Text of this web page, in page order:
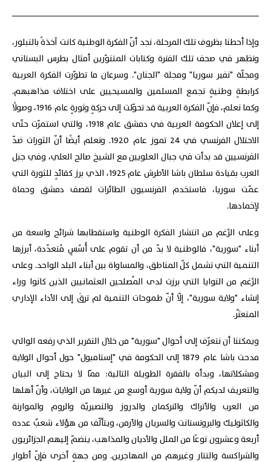
وإذا أحطنا بظروف تلك المرحلة، نجد أنّ الفكرة الوطنية كانت آخذةً بالتبلور،
وتظهر في صحف تلك الفترة وكتابات المتنوّرين أمثال بطرس البستاني
ومجلّة "نفير سوريا" ومجلة "الجنان". وسرعان ما تطوّرت الفكرة العربية
كرابطةٍ وطنيةٍ تجمع المسلمين والمسيحيين على اختلاف مذاهبهم.
وكما نعلم، فإنّ الفكرة العربية قد تحوّلت إلى حركةٍ وثورةٍ عام 1916، وصولًا
إلى إعلان الحكومة العربية في دمشق عام 1918، والتي استمرّت حتّى
الاحتلال الفرنسي في 24 تموز عام 1920. ونعلم أيضًا أنّ الثورات ضدّ
الفرنسيين قد بدأت في جبال العلويين مع الشيخ صالح العلي، وفي جبل
العرب بقيادة سلطان باشا الأطرش عام 1925، الذي برز كقائدٍ للثورة التي
عمّت سوريا، فاستخدم الفرنسيون الطائرات لقصف دمشق وحماة
لإخمادها.
وعلى الرَّغم من انتشار الفكرة الوطنية واستقطابها شرائح واسعة من
أبناء "سورية"، فالوطنية لا بدّ من أن تقوم على أُسُسٍ مُتعدّدة، أبرزها
التنمية التي تشمل كلّ المناطق، والمساواة بين أبناء البلد الواحد. وعلى
الرَّغم من النوايا التي برزت لدى المُصلحين العثمانيين الذين كانوا وراء
إنشاء "ولاية سورية"، إلّا أنّ طموحات التنمية لم ترقَ إلى الأداء الإداري
المتعثّر.
ويمكننا أن نتعرّف إلى أحوال "سورية" من خلال التقرير الذي رفعه الوالي
مدحت باشا عام 1879 إلى الحكومة في "إستامبول" حول أحوال الولاية
ومشكلاتها، وبدأه بالفقرة الطويلة التالية: ممّا لا يحتاج إلى البيان
والتعريف لديكم أنّ ولاية سورية أوسع من غيرها من الولايات، وأنّ أهلها
من العرب والأتراك والتركمان والدروز والنصيريّة والروم والموارنة
والكاثوليك والبروتستانت والسريان والأرمن، ويتألّف من هؤلاء شعبٌ عدده
أربعة وعشرون نوعًا من الملل والأديان والمذاهب، ينضمّ إليهم الجزائريون
والشراكسة والتتار وغيرهم من المهاجرين. ومن جهةٍ أخرى فإنّ أطوار